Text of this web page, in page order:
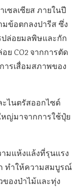
เซลเซียส ภายในปี
มข้อตกลงปารีส ซึ่ง
ล่อยมลพิษและกัก
อย CO2 จากการตัด
ารเสื่อมสภาพของ
ไนตรัสออกไซด์
ญ่มาจากการใช้ปุ๋ย
มแห้งแล้งที่รุนแรง
ทำให้ความสมบูรณ์
ของป่าไม้และทุ่ง